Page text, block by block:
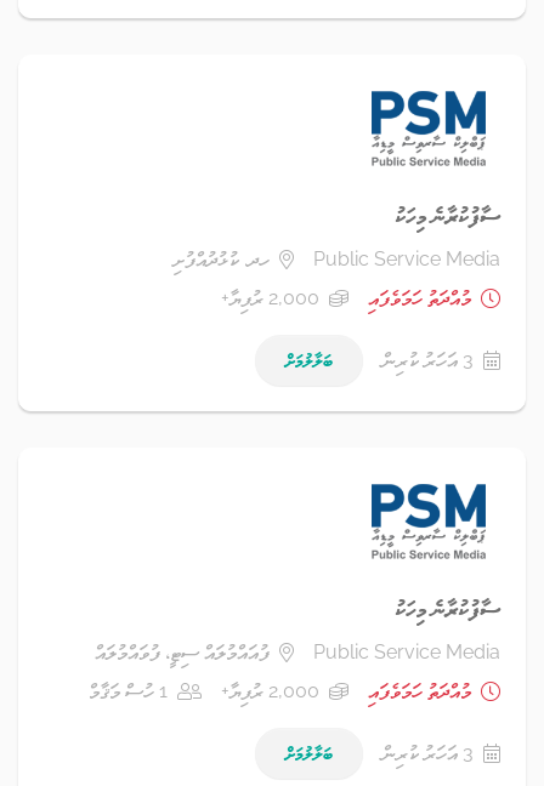
ސާފުކުރާނެ މިހަކު
Public Service Media
ހދ. ކުޅުދުއްފުށި
މުއްދަތު ހަމަވެފައި
2,000 ރުފިޔާ+
3 އަހަރު ކުރިން ބަލާލުމަށް
ސާފުކުރާނެ މިހަކު
Public Service Media
ފުއައްމުލައް ސިޓީ، ފުވައްމުލައް
މުއްދަތު ހަމަވެފައި
2,000 ރުފިޔާ+ 1 ހުސް މަޤާމް
3 އަހަރު ކުރިން ބަލާލުމަށް